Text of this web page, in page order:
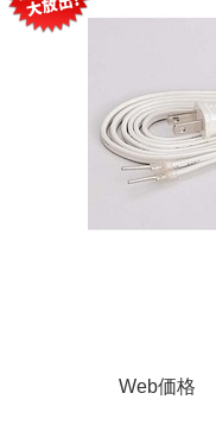
Web価格